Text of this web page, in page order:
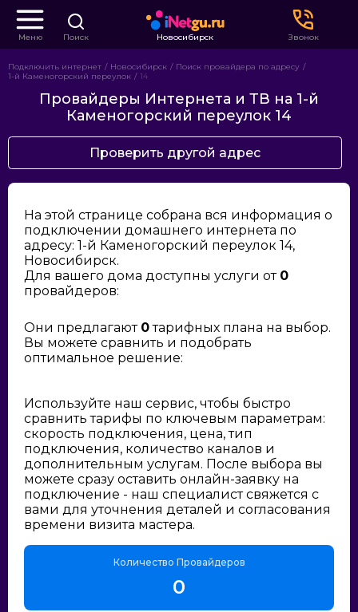
Меню Поиск Новосибирск Звонок
Подключить интернет Новосибирск
Поиск провайдера по адресу
1-й Каменогорский переулок
14
Провайдеры Интернета и ТВ на 1-й
Каменогорский переулок 14
Проверить другой адрес
На этой странице собрана вся информация о
подключении домашнего интернета по
адресу: 1-й Каменогорский переулок 14,
Новосибирск.
Для вашего дома доступны услуги от 0
провайдеров:
Они предлагают 0тарифных плана на выбор.
Вы можете сравнить и подобрать
оптимальное решение:
Используйте наш сервис, чтобы быстро
сравнить тарифы по ключевым параметрам:
скорость подключения, цена, тип
подключения, количество каналов и
дополнительным услугам. После выбора вы
можете сразу оставить онлайн-заявку на
подключение - наш специалист свяжется с
вами для уточнения деталей и согласования
времени визита мастера.
Количество Провайдеров
0